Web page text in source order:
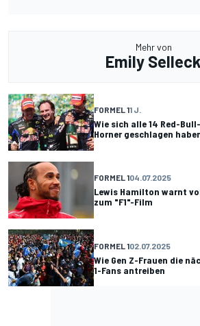
Mehr von
Emily Selleck
FORMEL 11 J.
Wie sich alle 14 Red-
Horner geschlagen
FORMEL 104.07.2025
Lewis Hamilton warnt
zum "F1"-Film
FORMEL 102.07.2025
Wie Gen Z-Frauen die
1-Fans antreiben